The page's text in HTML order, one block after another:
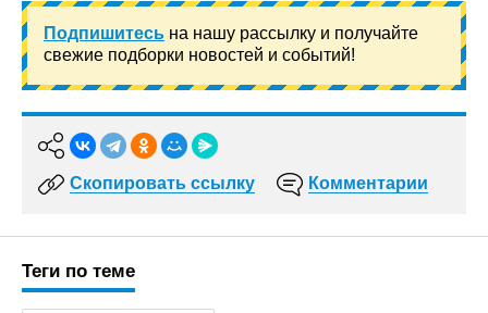
Подпишитесь на нашу рассылку и получайте
свежие подборки новостей и событий!
Скопировать ссылку Комментарии
Теги по теме